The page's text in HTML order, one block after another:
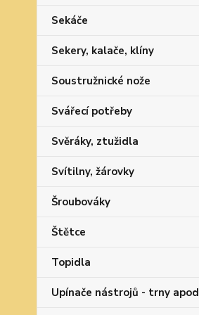
Sekáče
Sekery, kalače, klíny
Soustružnické nože
Svářecí potřeby
Svěráky, ztužidla
Svítilny, žárovky
Šroubováky
Štětce
Topidla
Upínače nástrojů - trny apod